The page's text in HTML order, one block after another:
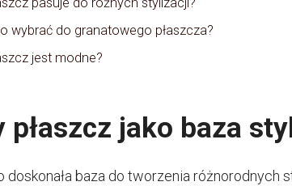
wybrać do granatowego płaszcza?
jest modne?
płaszcz jako baza
doskonała baza do tworzenia różnorodnych